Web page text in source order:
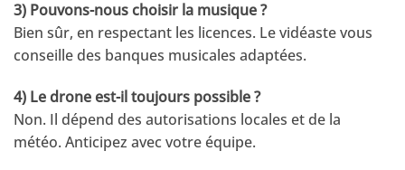
3) Pouvons-nous choisir la musique ?
Bien sûr, en respectant les licences. Le vidéaste vous
conseille des banques musicales adaptées.
4) Le drone est-il toujours possible ?
Non. Il dépend des autorisations locales et de la
météo. Anticipez avec votre équipe.